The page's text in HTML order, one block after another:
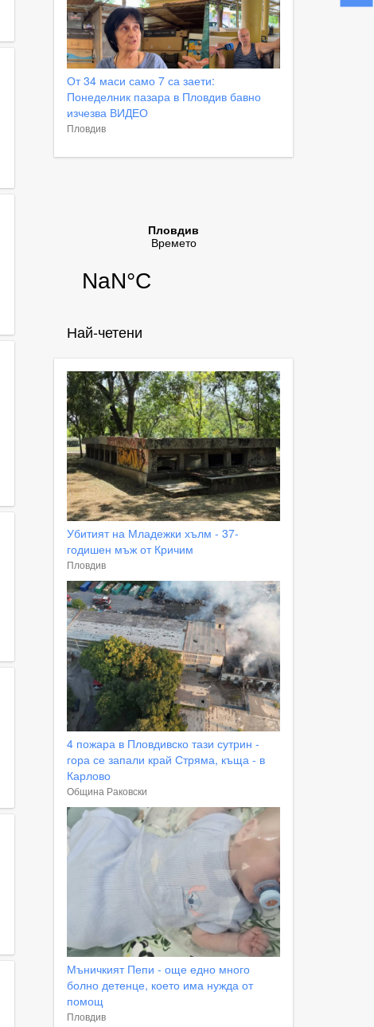
От 34 маси само 7 са заети:
Понеделник пазара в Пловдив бавно
изчезва ВИДЕО
Пловдив
Най-четени
Убитият на Младежки хълм - 37-
годишен мъж от Кричим
Пловдив
4 пожара в Пловдивско тази сутрин -
гора се запали край Стряма, къща - в
Карлово
Община Раковски
Мъничкият Пепи - още едно много
болно детенце, което има нужда от
помощ
Пловдив